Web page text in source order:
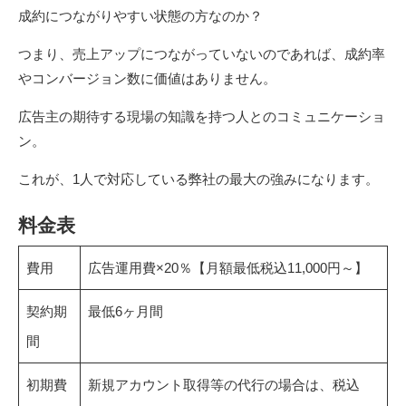
成約につながりやすい状態の方なのか？
つまり、売上アップにつながっていないのであれば、成約率
やコンバージョン数に価値はありません。
広告主の期待する現場の知識を持つ人とのコミュニケーショ
ン。
これが、1人で対応している弊社の最大の強みになります。
料金表
費用 広告運用費×20％【月額最低税込11,000円～】
契約期
間
最低6ヶ月間
初期費
新規アカウント取得等の代行の場合は、税込